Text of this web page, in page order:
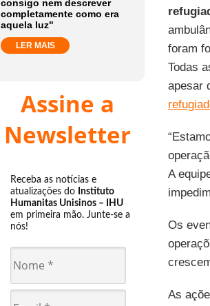
consigo nem descrever
completamente como era
aquela luz"
LER MAIS
Assine a
Newsletter
Receba as notícias e
atualizações do Instituto
Humanitas Unisinos – IHU
em primeira mão. Junte-se a
nós!
foram
Todas
apesar
A
Os
As